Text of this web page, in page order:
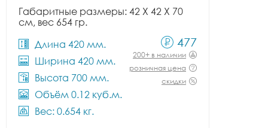
Габаритные размеры: 42 X 42 X 70
см, вес 654 гр.
Длина 420 мм.
Ширина 420 мм.
Высота 700 мм.
Объём 0.12 куб.м.
Вес: 0.654 кг.
477
200+ в наличии
розничная цена
скидки